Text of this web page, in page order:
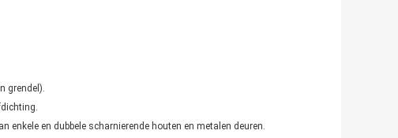
grendel).
en dubbele scharnierende houten en metalen deuren.